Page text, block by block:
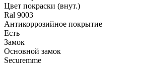
Цвет покраски (внут.)
Ral 9003
Антикоррозийное покрытие
Есть
Замок
Основной замок
Securemme